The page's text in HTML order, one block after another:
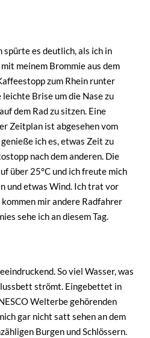
spürte es deutlich, als ich in
meinem Brommie aus dem
zum Rhein runter
Brise um die Nase zu
dem Rad zu sitzen. Eine
Zeitplan ist abgesehen vom
ich es, etwas Zeit zu
nach dem anderen. Die
über 25°C und ich freute mich
und etwas Wind. Ich trat vor
mir andere Radfahrer
sehe ich an diesem Tag.
So viel Wasser, was
strömt. Eingebettet in
Welterbe gehörenden
gar nicht satt sehen an dem
Burgen und Schlössern.